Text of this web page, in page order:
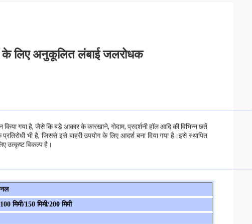
के लिए अनुकूलित लंबाई जलरोधक
गया है, जैसे कि बड़े आकार के कारखाने, गोदाम, प्रदर्शनी हॉल आदि की विभिन्न छतें
भी है, जिससे इसे बाहरी उपयोग के लिए आदर्श बना दिया गया है।इसे स्थापित
उत्कृष्ट विकल्प है।
मिमी/150 मिमी/200 मिमी